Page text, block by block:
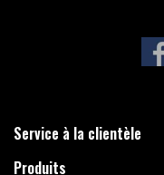
Service à la clientèle
Produits